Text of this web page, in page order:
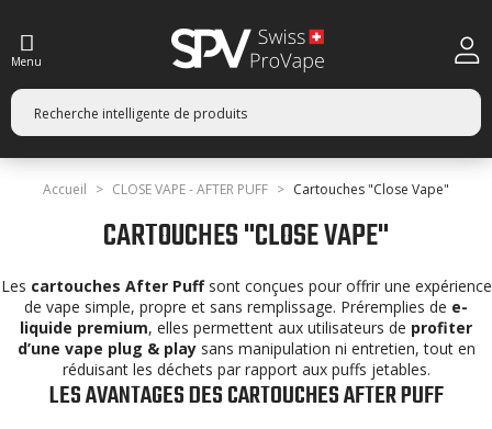
Menu
Accueil CLOSE VAPE - AFTER PUFF Cartouches "Close Vape"
CARTOUCHES "CLOSE VAPE"
Les cartouches After Puffsont conçues pour offrir une expérience
de vape simple, propre et sans remplissage. Préremplies de e-
liquide premium, elles permettent aux utilisateurs de profiter
d’une vape plug & playsans manipulation ni entretien, tout en
réduisant les déchets par rapport aux puffs jetables.
LES AVANTAGES DES CARTOUCHES AFTER PUFF